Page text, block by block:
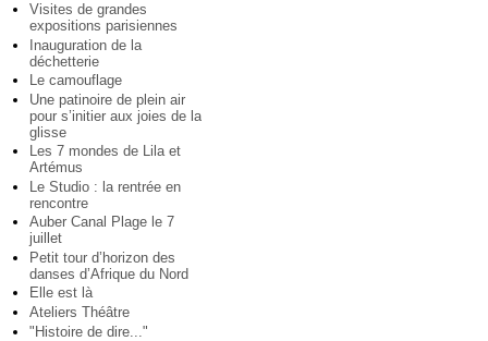
Visites de grandes
expositions parisiennes
Inauguration de la
déchetterie
Le camouflage
Une patinoire de plein air
pour s’initier aux joies de la
glisse
Les 7 mondes de Lila et
Artémus
Le Studio : la rentrée en
rencontre
Auber Canal Plage le 7
juillet
Petit tour d’horizon des
danses d’Afrique du Nord
Elle est là
Ateliers Théâtre
"Histoire de dire..."